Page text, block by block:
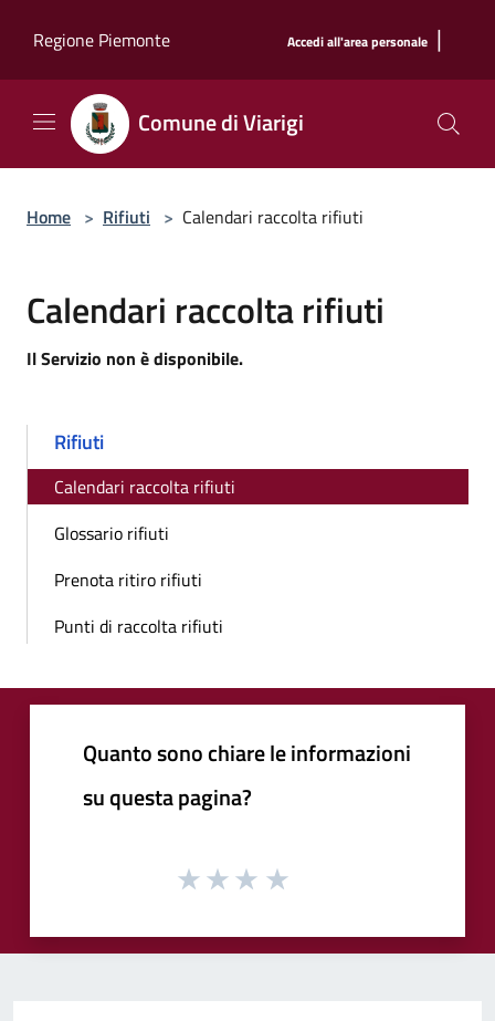
Regione Piemonte
Accedi all'area personale |
Comune di Viarigi
Home > Rifiuti > Calendari raccolta rifiuti
Calendari raccolta rifiuti
Il Servizio non è disponibile.
Rifiuti
Calendari raccolta rifiuti
Glossario rifiuti
Prenota ritiro rifiuti
Punti di raccolta rifiuti
Quanto sono chiare le informazioni
su questa pagina?